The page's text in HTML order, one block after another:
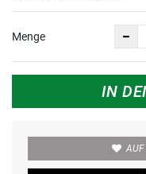
Menge
IN